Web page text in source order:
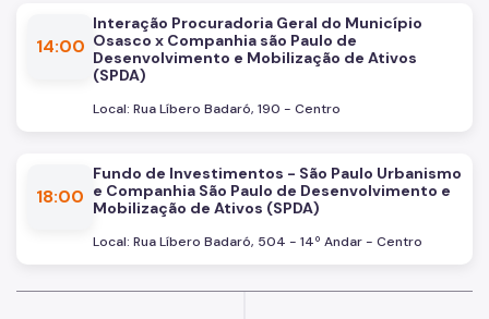
14:00
Interação Procuradoria Geral do Município
Osasco x Companhia são Paulo de
Desenvolvimento e Mobilização de Ativos
(SPDA)
Local: Rua Líbero Badaró, 190 - Centro
18:00
Fundo de Investimentos - São Paulo Urbanismo
e Companhia São Paulo de Desenvolvimento e
Mobilização de Ativos (SPDA)
Local: Rua Líbero Badaró, 504 - 14º Andar - Centro